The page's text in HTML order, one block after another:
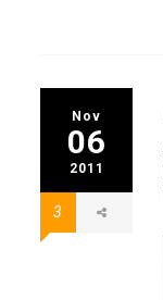
Nov
06
2011
3